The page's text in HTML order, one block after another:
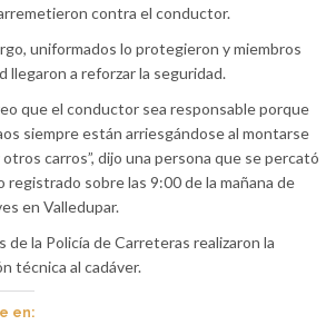
contra el conductor.
uniformados lo protegieron y miembros
llegaron a reforzar la seguridad.
que el conductor sea responsable porque
siempre están arriesgándose al montarse
otros carros”, dijo una persona que se percató
registrado sobre las 9:00 de la mañana de
en Valledupar.
de la Policía de Carreteras realizaron la
técnica al cadáver.
en: